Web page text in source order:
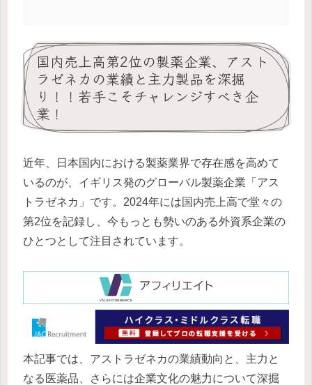
国内売上高第2位の製薬企業、アスト
ラゼネカの業績と主力製品を深掘
り！！若手こそチャレンジすべき企
業！
近年、日本国内における製薬業界で存在感を高めて
いるのが、イギリス発のグローバル製薬企業「アス
トラゼネカ」です。2024年には国内売上高で堂々の
第2位を記録し、今もっとも勢いのある外資系企業の
ひとつとして注目されています。
本記事では、アストラゼネカの業績動向と、主力と
なる医薬品、さらには企業文化の魅力について深掘